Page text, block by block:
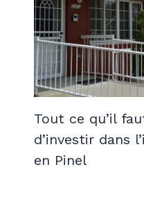
Tout ce qu’il
d’investir dans
en Pinel